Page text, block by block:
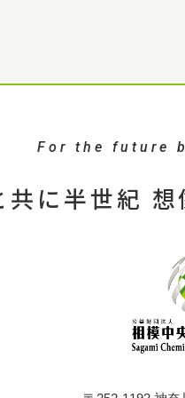
For the future
共に半世紀